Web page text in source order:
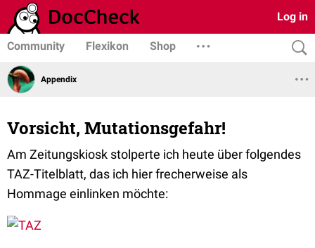
Log in
Community Flexikon Shop
Appendix
Vorsicht, Mutationsgefahr!
Am Zeitungskiosk stolperte ich heute über folgendes
TAZ-Titelblatt, das ich hier frecherweise als
Hommage einlinken möchte: